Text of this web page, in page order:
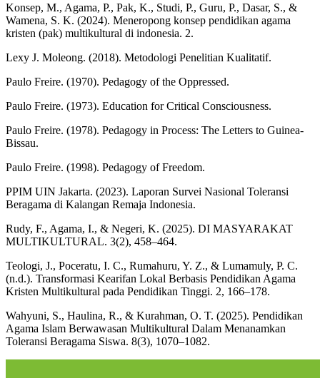
Konsep, M., Agama, P., Pak, K., Studi, P., Guru, P., Dasar, S., &
Wamena, S. K. (2024). Meneropong konsep pendidikan agama
kristen (pak) multikultural di indonesia. 2.
Lexy J. Moleong. (2018). Metodologi Penelitian Kualitatif.
Paulo Freire. (1970). Pedagogy of the Oppressed.
Paulo Freire. (1973). Education for Critical Consciousness.
Paulo Freire. (1978). Pedagogy in Process: The Letters to Guinea-
Bissau.
Paulo Freire. (1998). Pedagogy of Freedom.
PPIM UIN Jakarta. (2023). Laporan Survei Nasional Toleransi
Beragama di Kalangan Remaja Indonesia.
Rudy, F., Agama, I., & Negeri, K. (2025). DI MASYARAKAT
MULTIKULTURAL. 3(2), 458–464.
Teologi, J., Poceratu, I. C., Rumahuru, Y. Z., & Lumamuly, P. C.
(n.d.). Transformasi Kearifan Lokal Berbasis Pendidikan Agama
Kristen Multikultural pada Pendidikan Tinggi. 2, 166–178.
Wahyuni, S., Haulina, R., & Kurahman, O. T. (2025). Pendidikan
Agama Islam Berwawasan Multikultural Dalam Menanamkan
Toleransi Beragama Siswa. 8(3), 1070–1082.